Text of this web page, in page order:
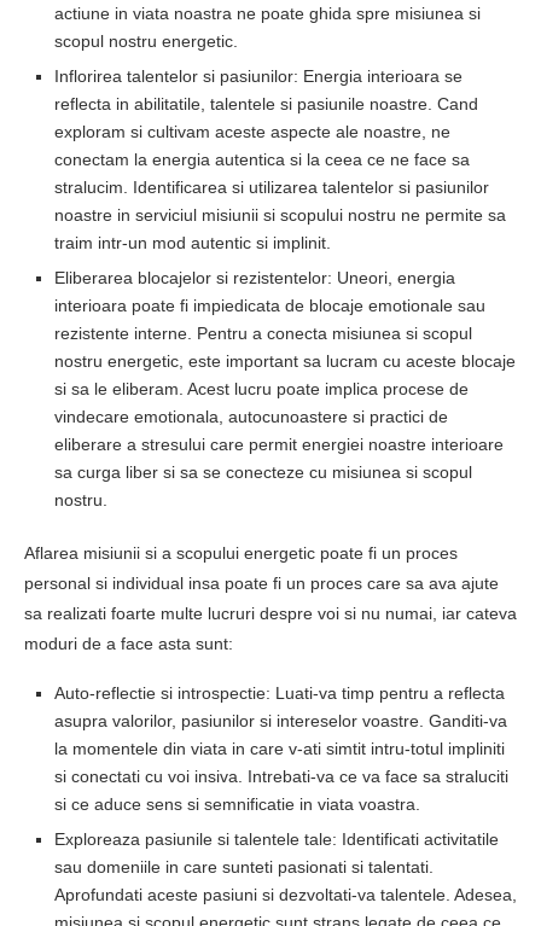
actiune in viata noastra ne poate ghida spre misiunea si
scopul nostru energetic.
Inflorirea talentelor si pasiunilor: Energia interioara se
reflecta in abilitatile, talentele si pasiunile noastre. Cand
exploram si cultivam aceste aspecte ale noastre, ne
conectam la energia autentica si la ceea ce ne face sa
stralucim. Identificarea si utilizarea talentelor si pasiunilor
noastre in serviciul misiunii si scopului nostru ne permite sa
traim intr-un mod autentic si implinit.
Eliberarea blocajelor si rezistentelor: Uneori, energia
interioara poate fi impiedicata de blocaje emotionale sau
rezistente interne. Pentru a conecta misiunea si scopul
nostru energetic, este important sa lucram cu aceste blocaje
si sa le eliberam. Acest lucru poate implica procese de
vindecare emotionala, autocunoastere si practici de
eliberare a stresului care permit energiei noastre interioare
sa curga liber si sa se conecteze cu misiunea si scopul
nostru.
Aflarea misiunii si a scopului energetic poate fi un proces
personal si individual insa poate fi un proces care sa ava ajute
sa realizati foarte multe lucruri despre voi si nu numai, iar cateva
moduri de a face asta sunt:
Auto-reflectie si introspectie: Luati-va timp pentru a reflecta
asupra valorilor, pasiunilor si intereselor voastre. Ganditi-va
la momentele din viata in care v-ati simtit intru-totul impliniti
si conectati cu voi insiva. Intrebati-va ce va face sa straluciti
si ce aduce sens si semnificatie in viata voastra.
Exploreaza pasiunile si talentele tale: Identificati activitatile
sau domeniile in care sunteti pasionati si talentati.
Aprofundati aceste pasiuni si dezvoltati-va talentele. Adesea,